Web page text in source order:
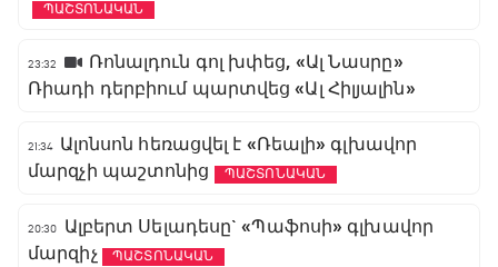
ՊԱՇՏՈՆԱԿԱՆ
23:32
Ռոնալդուն գոլ խփեց, «Ալ Նասրը»
Ռիադի դերբիում պարտվեց «Ալ Հիլյալին»
21:34 Ալոնսոն հեռացվել է «Ռեալի» գլխավոր
մարզչի պաշտոնից
ՊԱՇՏՈՆԱԿԱՆ
20:30
Ալբերտ Սելադեսը` «Պաֆոսի» գլխավոր
մարզիչ
ՊԱՇՏՈՆԱԿԱՆ